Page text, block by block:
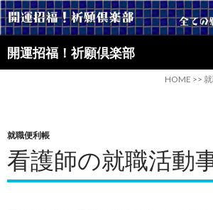
開運招福！祈願倶楽部
索
へ
ス
キ
ッ
HOME >>
就職便利帳
看護師の就職活動